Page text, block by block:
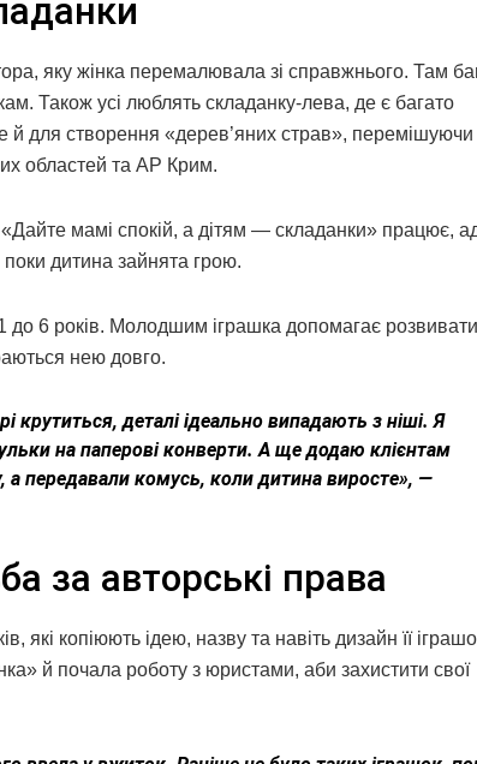
яку жінка перемалювала зі справжнього. Там
Також усі люблять складанку-лева, де є багато
й для створення «дерев’яних страв», перемішуючи
областей та АР Крим.
«Дайте мамі спокій, а дітям — складанки» працює,
дитина зайнята грою.
до 6 років. Молодшим іграшка допомагає розвивати
нею довго.
деталі ідеально випадають з ніші. Я
на паперові конверти. А ще додаю клієнтам
а передавали комусь, коли дитина виросте», —
за авторські права
які копіюють ідею, назву та навіть дизайн її
й почала роботу з юристами, аби захистити свої